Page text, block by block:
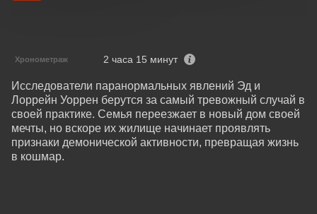
Хронометраж 2 часа 15 минут
Исследователи паранормальных явлений Эд и
Лоррейн Уоррен берутся за самый тревожный случай в
своей практике. Семья переезжает в новый дом своей
мечты, но вскоре их жилище начинает проявлять
признаки демонической активности, превращая жизнь
в кошмар.